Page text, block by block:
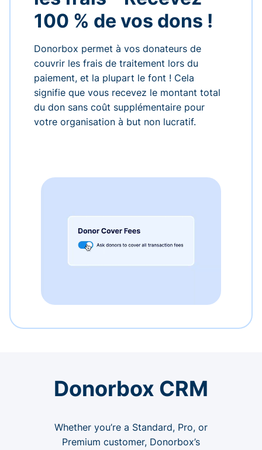
100 % de vos dons !
Donorbox permet à vos donateurs de
couvrir les frais de traitement lors du
paiement, et la plupart le font ! Cela
signifie que vous recevez le montant total
du don sans coût supplémentaire pour
votre organisation à but non lucratif.
Donorbox CRM
Whether you’re a Standard, Pro, or
Premium customer, Donorbox’s